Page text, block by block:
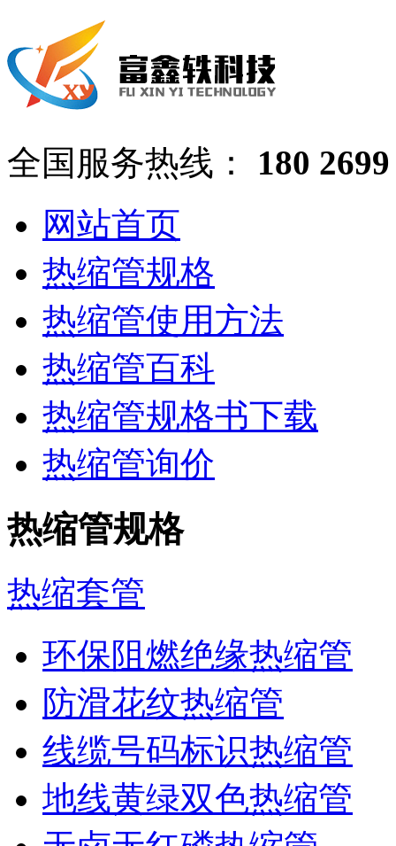
全国服务热线：
180
网站首页
热缩管规格
热缩管使用方法
热缩管百科
热缩管规格书下载
热缩管询价
热缩管规格
热缩套管
环保阻燃绝缘热缩管
防滑花纹热缩管
线缆号码标识热缩管
地线黄绿双色热缩管